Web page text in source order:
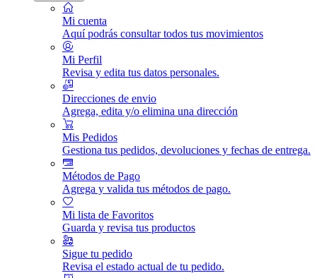
Mi cuenta
Aquí podrás consultar todos tus movimientos
Mi Perfil
Revisa y edita tus datos personales.
Direcciones de envio
Agrega, edita y/o elimina una dirección
Mis Pedidos
Gestiona tus pedidos, devoluciones y fechas de entrega.
Métodos de Pago
Agrega y valida tus métodos de pago.
Mi lista de Favoritos
Guarda y revisa tus productos
Sigue tu pedido
Revisa el estado actual de tu pedido.